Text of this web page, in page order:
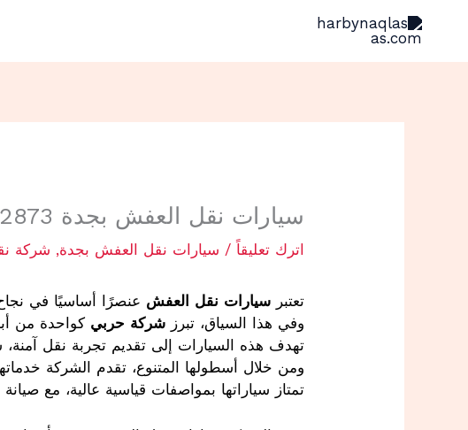
سيارات نقل العفش بجدة 0507202873 شاحنات مغلقة لنقل الاثاث
اترك تعليقاً / سيارات نقل العفش بجدة, شركة
تعتبرسيارات نقل العفش عنصرًا أساسيًا في
وفي هذا السياق، تبرزشركة حربي كواحدة من
تهدف هذه السيارات إلى تقديم تجربة نقل
ومن خلال أسطولها المتنوع، تقدم الشركة
تمتاز سياراتها بمواصفات قياسية عالية، مع